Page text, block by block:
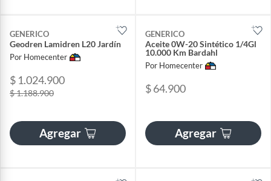
GENERICO
Geodren Lamidren L20 Jardín
Por Homecenter
$ 1.024.900
$ 1.188.900
Agregar
GENERICO
Aceite 0W-20 Sintético 1/4Gl
10.000 Km Bardahl
Por Homecenter
$ 64.900
Agregar